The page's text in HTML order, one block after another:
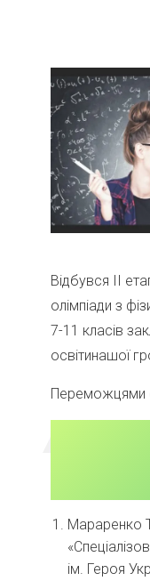
Відбувся ІІ
олімпіади з
7-11 класів
освітинашої
Переможцями
Мараренко
ім. Героя